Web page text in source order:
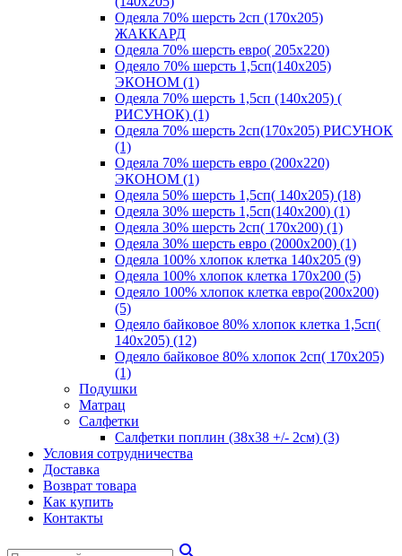
Одеяла 70% шерсть 2сп (170х205)
ЖАККАРД
Одеяла 70% шерсть евро( 205х220)
Одеяло 70% шерсть 1,5сп(140х205)
ЭКОНОМ (1)
Одеяла 70% шерсть 1,5сп (140х205) (
РИСУНОК) (1)
Одеяла 70% шерсть 2сп(170х205) РИСУНОК
(1)
Одеяла 70% шерсть евро (200х220)
ЭКОНОМ (1)
Одеяла 50% шерсть 1,5сп( 140х205) (18)
Одеяла 30% шерсть 1,5сп(140х200) (1)
Одеяла 30% шерсть 2сп( 170х200) (1)
Одеяла 30% шерсть евро (2000х200) (1)
Одеяла 100% хлопок клетка 140х205 (9)
Одеяла 100% хлопок клетка 170х200 (5)
Одеяло 100% хлопок клетка евро(200х200)
(5)
Одеяло байковое 80% хлопок клетка 1,5сп(
140х205) (12)
Одеяло байковое 80% хлопок 2сп( 170х205)
(1)
Подушки
Матрац
Салфетки
Салфетки поплин (38х38 +/- 2см) (3)
Условия сотрудничества
Доставка
Возврат товара
Как купить
Контакты
search